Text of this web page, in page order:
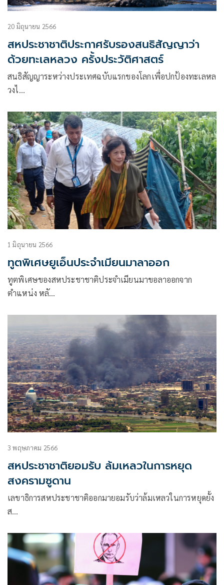
20 มิถุนายน 2566
สหประชาชาติประกาศรับรองสนธิสัญญาว่า
ด้วยทะเลหลวง ครั้งประวัติศาสตร์
สนธิสัญญาระหว่างประเทศฉบับแรกของโลกเพื่อปกป้องทะเลหล
วงไ…
1 มิถุนายน 2566
ทูตพิเศษยูเอ็นประจำเมียนมาลาออก
ทูตพิเศษของสหประชาชาติประจำเมียนมาขอลาออกจาก
ตำแหน่ง หลั…
3 พฤษภาคม 2566
สหประชาชาติยอมรับ ล้มเหลวในการหยุด
สงครามซูดาน
เลขาธิการสหประชาชาติออกมายอมรับว่าล้มเหลวในการหยุดยั้ง
ส…